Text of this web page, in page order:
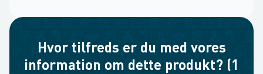
Hvor tilfreds er du med vores
information om dette produkt? (1